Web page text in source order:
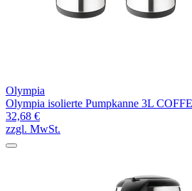
Olympia
Olympia isolierte Pumpkanne 3L
32,68 €
zzgl. MwSt.